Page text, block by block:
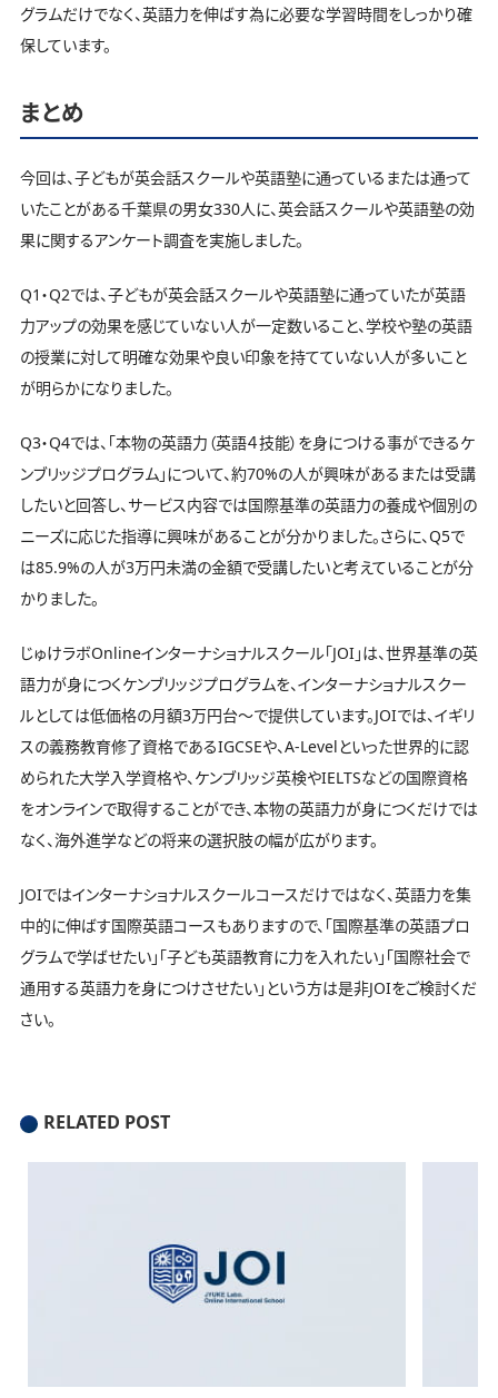
グラムだけでなく、英語力を伸ばす為に必要な学習時間をしっかり確
保しています。
まとめ
今回は、子どもが英会話スクールや英語塾に通っているまたは通って
いたことがある千葉県の男女330人に、英会話スクールや英語塾の効
果に関するアンケート調査を実施しました。
Q1・Q2では、子どもが英会話スクールや英語塾に通っていたが英語
力アップの効果を感じていない人が一定数いること、学校や塾の英語
の授業に対して明確な効果や良い印象を持てていない人が多いこと
が明らかになりました。
Q3・Q4では、「本物の英語力（英語４技能）を身につける事ができるケ
ンブリッジプログラム」について、約70%の人が興味があるまたは受講
したいと回答し、サービス内容では国際基準の英語力の養成や個別の
ニーズに応じた指導に興味があることが分かりました。さらに、Q5で
は85.9%の人が3万円未満の金額で受講したいと考えていることが分
かりました。
じゅけラボOnlineインターナショナルスクール「JOI」は、世界基準の英
語力が身につくケンブリッジプログラムを、インターナショナルスクー
ルとしては低価格の月額3万円台～で提供しています。JOIでは、イギリ
スの義務教育修了資格であるIGCSEや、A-Levelといった世界的に認
められた大学入学資格や、ケンブリッジ英検やIELTSなどの国際資格
をオンラインで取得することができ、本物の英語力が身につくだけでは
なく、海外進学などの将来の選択肢の幅が広がります。
JOIではインターナショナルスクールコースだけではなく、英語力を集
中的に伸ばす国際英語コースもありますので、「国際基準の英語プロ
グラムで学ばせたい」「子ども英語教育に力を入れたい」「国際社会で
通用する英語力を身につけさせたい」という方は是非JOIをご検討くだ
さい。
RELATED POST